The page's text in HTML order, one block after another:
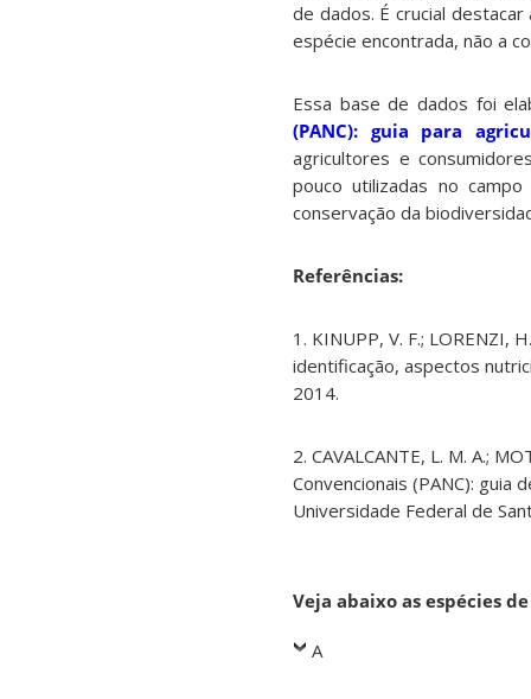
de dados. É crucial
espécie encontrada, não a
Essa base de dados foi
(PANC): guia para
agricultores e
pouco utilizadas no
conservação da
Referências:
1. KINUPP, V. F.; LORENZI, H.
identificação, aspectos
2014.
2. CAVALCANTE, L. M. A.;
Convencionais (PANC): guia
Universidade Federal de
Veja abaixo as espécies
A